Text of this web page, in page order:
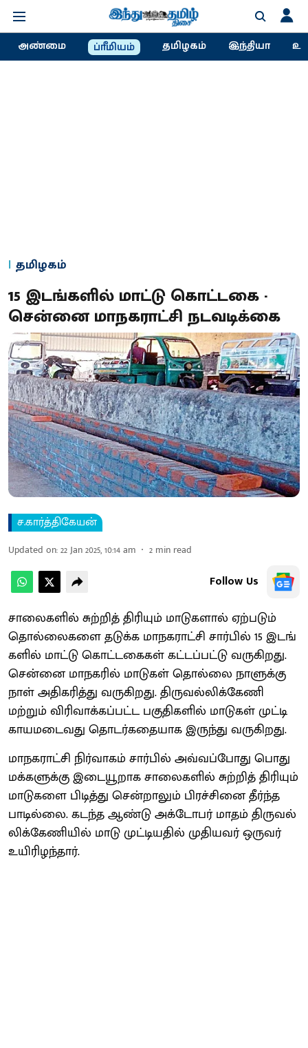
அண்மை ப்ரீமியம் தமிழகம் இந்தியா
தமிழகம்
15 இடங்களில் மாட்டு கொட்டகை -
சென்னை மாநகராட்சி நடவடிக்கை
ச.கார்த்திகேயன்
Updated on:22 Jan 2025, 10:14 am 2 min read
Follow Us
சாலைகளில் சுற்றித் திரி​யும் மாடு​களால் ஏற்படும்
தொல்​லைகளை தடுக்க மாநக​ராட்சி சார்​பில் 15 இடங்​
களில் மாட்டு கொட்டகைகள் கட்டப்​பட்டு வருகிறது.
சென்னை மாநகரில் மாடுகள் தொல்லை நாளுக்கு
நாள் அதிகரித்து வருகிறது. திரு​வல்​லிக்​கேணி
மற்றும் விரிவாக்​கப்​பட்ட பகுதி​களில் மாடுகள் முட்டி
காயமடைவது தொடர்​கதையாக இருந்து வருகிறது.
மாநக​ராட்சி நிர்​வாகம் சார்​பில் அவ்வப்​போது பொது​
மக்​களுக்கு இடையூறாக சாலைகளில் சுற்றித் திரி​யும்
மாடுகளை பிடித்து சென்​றாலும் பிரச்​சினை தீர்ந்​த​
பாடில்லை. கடந்த ஆண்டு அக்டோபர் மாதம் திரு​வல்​
லிக்​கேணி​யில் மாடு முட்​டிய​தில் முதி​யவர் ஒருவர்
உயிரிழந்​தார்.